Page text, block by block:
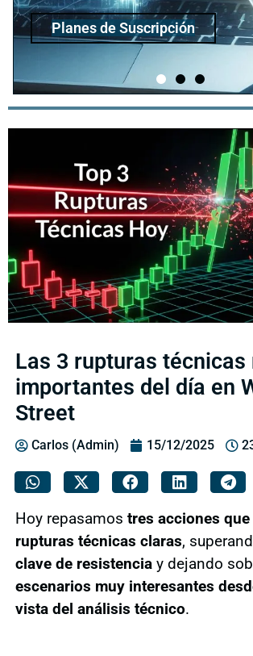
Planes de Suscripción
Las 3 rupturas técnicas
importantes del día en
Street
Carlos (Admin) 15/12/2025
Hoy repasamos tres acciones
rupturas técnicas claras,
clave de resistenciay dejando
escenarios muy interesantes
vista del análisis técnico.